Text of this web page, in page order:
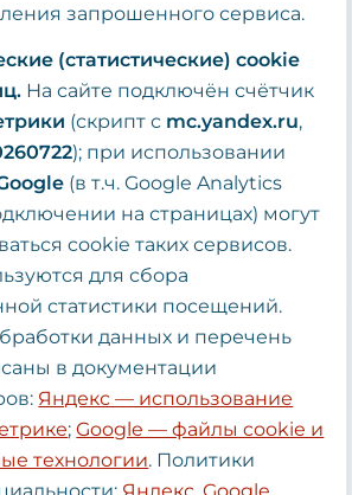
запрошенного сервиса.
(статистические) cookie
На сайте подключён счётчик
(скрипт с mc.yandex.ru,
); при использовании
(в т.ч. Google Analytics
на страницах) могут
cookie таких сервисов.
для сбора
статистики посещений.
данных и перечень
в документации
Яндекс — использование
;Google — файлы cookie и
технологии. Политики